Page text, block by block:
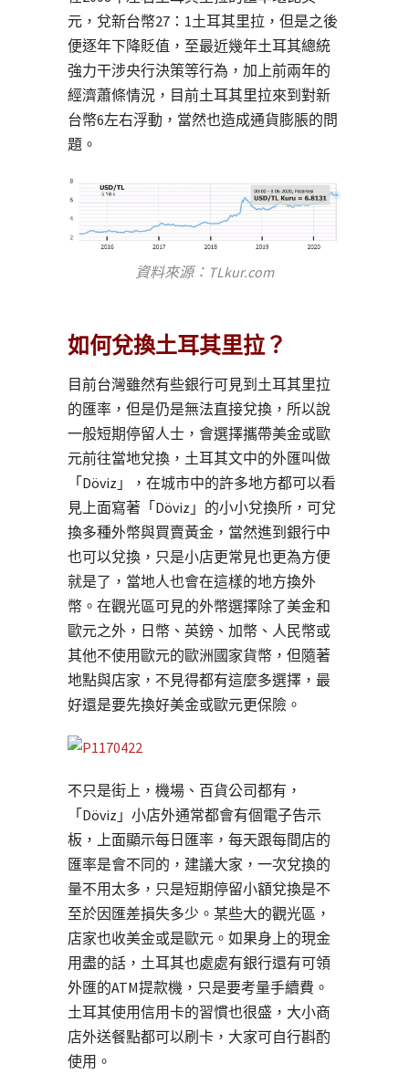
元，兌新台幣27：1土耳其里拉，但是之後
便逐年下降貶值，至最近幾年土耳其總統
強力干涉央行決策等行為，加上前兩年的
經濟蕭條情況，目前土耳其里拉來到對新
台幣6左右浮動，當然也造成通貨膨脹的問
題。
資料來源：TLkur.com
如何兌換土耳其里拉？
目前台灣雖然有些銀行可見到土耳其里拉
的匯率，但是仍是無法直接兌換，所以說
一般短期停留人士，會選擇攜帶美金或歐
元前往當地兌換，土耳其文中的外匯叫做
「Döviz」，在城市中的許多地方都可以看
見上面寫著「Döviz」的小小兌換所，可兌
換多種外幣與買賣黃金，當然進到銀行中
也可以兌換，只是小店更常見也更為方便
就是了，當地人也會在這樣的地方換外
幣。在觀光區可見的外幣選擇除了美金和
歐元之外，日幣、英鎊、加幣、人民幣或
其他不使用歐元的歐洲國家貨幣，但隨著
地點與店家，不見得都有這麼多選擇，最
好還是要先換好美金或歐元更保險。
不只是街上，機場、百貨公司都有，
「Döviz」小店外通常都會有個電子告示
板，上面顯示每日匯率，每天跟每間店的
匯率是會不同的，建議大家，一次兌換的
量不用太多，只是短期停留小額兌換是不
至於因匯差損失多少。某些大的觀光區，
店家也收美金或是歐元。如果身上的現金
用盡的話，土耳其也處處有銀行還有可領
外匯的ATM提款機，只是要考量手續費。
土耳其使用信用卡的習慣也很盛，大小商
店外送餐點都可以刷卡，大家可自行斟酌
使用。